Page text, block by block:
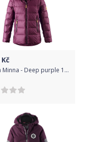
Kč
Reima Minna - Deep purple 104